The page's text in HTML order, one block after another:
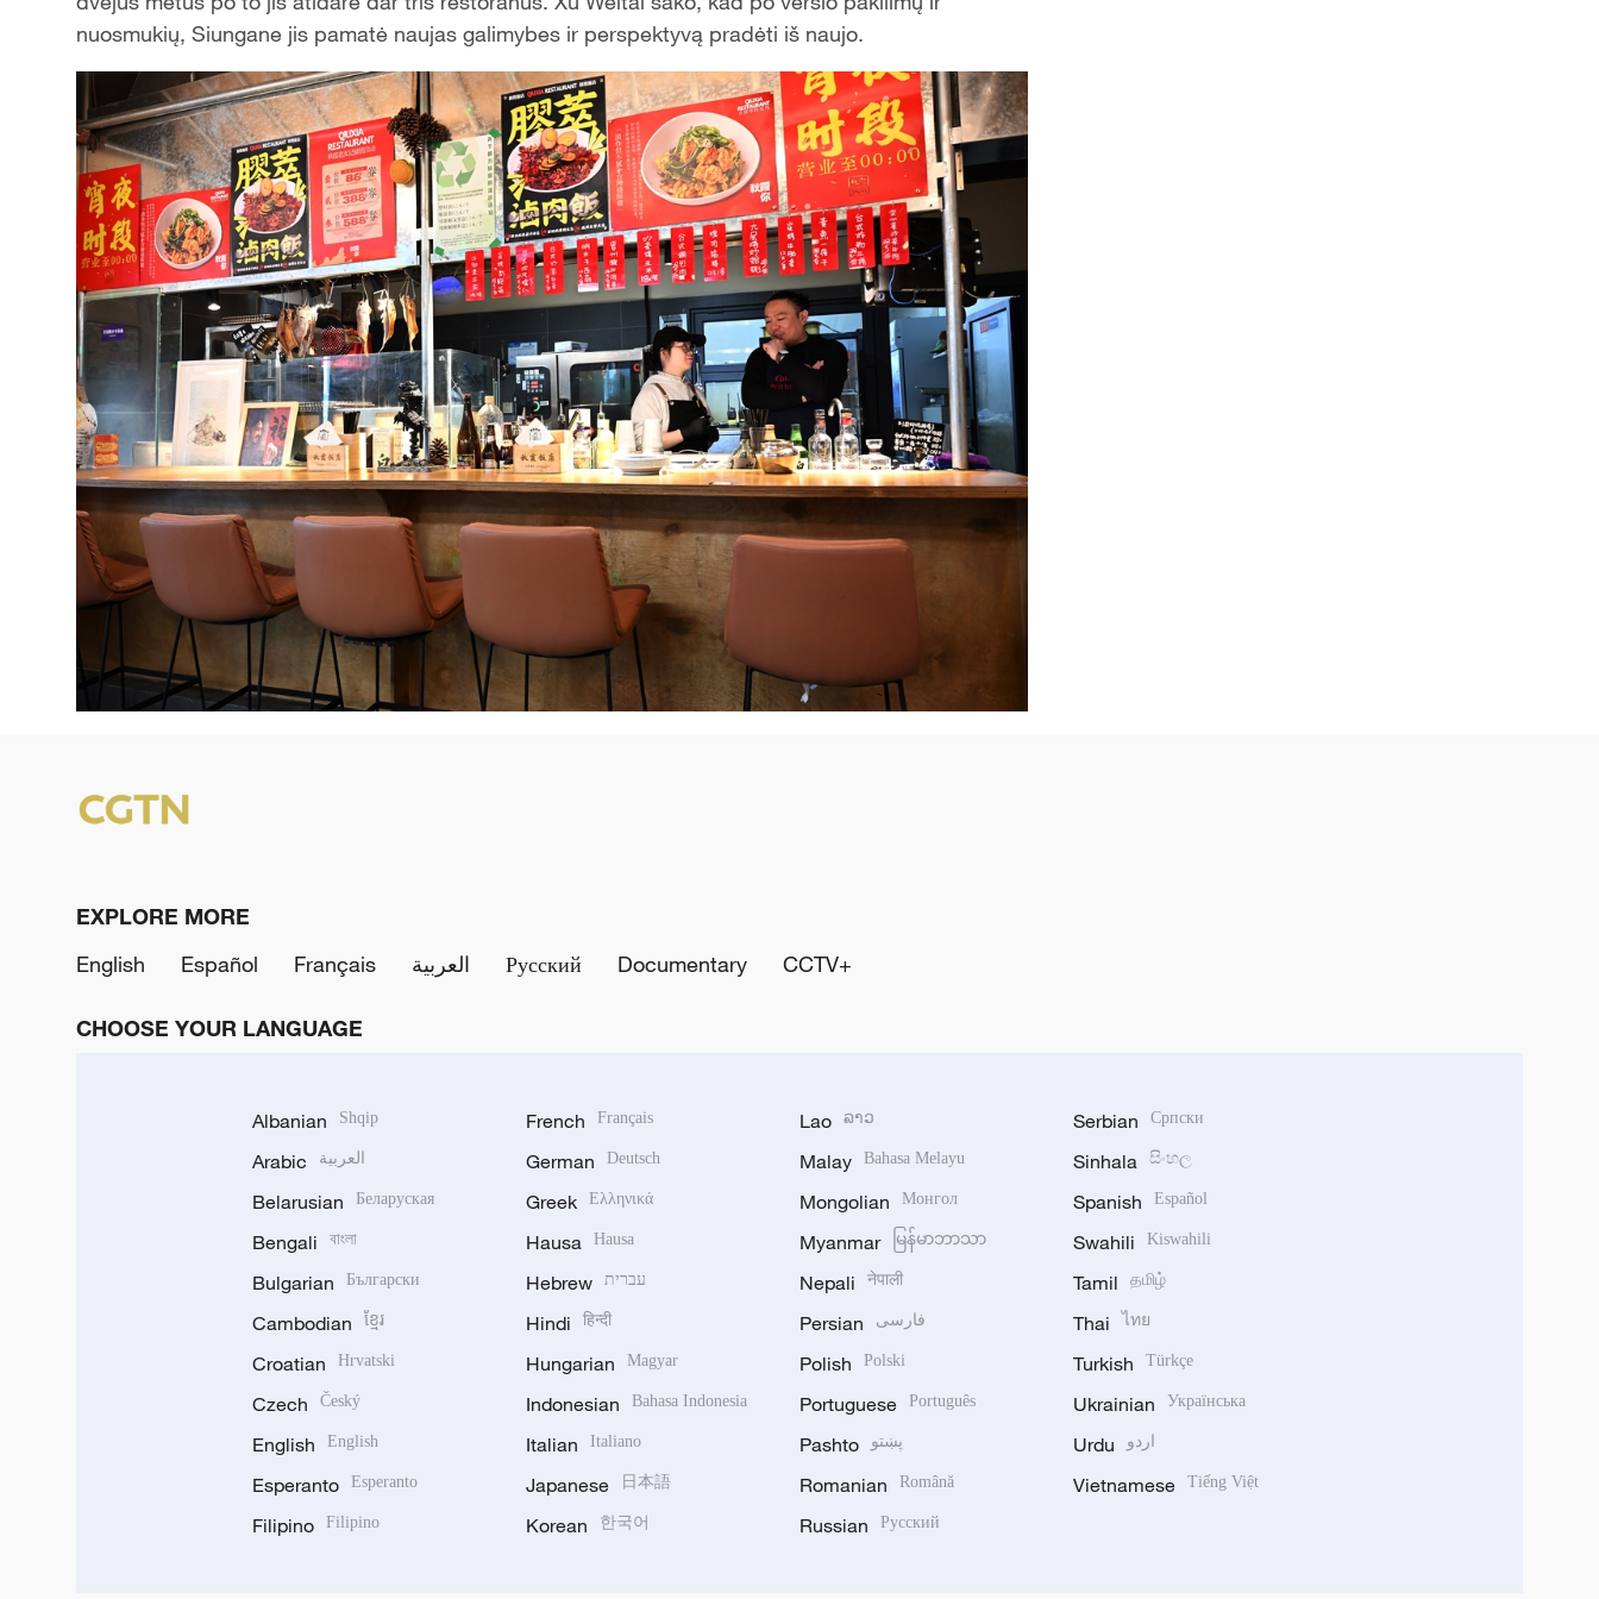
nuosmukių, Siungane jis pamatė naujas galimybes ir perspektyvą pradėti iš naujo.
EXPLORE MORE
English
Español Français العربية Русский Documentary CCTV+
CHOOSE YOUR LANGUAGE
Albanian Shqip
Arabic العربية
Belarusian Беларуская
Bengali বাংলা
Bulgarian Български
Cambodian ខ្មែរ
Croatian Hrvatski
Czech Český
English English
Esperanto Esperanto
Filipino Filipino
French Français
German Deutsch
Greek Ελληνικά
Hausa Hausa
Hebrew עברית
Hindi हिन्दी
Hungarian Magyar
Indonesian Bahasa Indonesia
Italian Italiano
Japanese 日本語
Korean 한국어
Lao ລາວ
Malay Bahasa Melayu
Mongolian Монгол
Myanmar မြန်မာဘာသာ
Nepali नेपाली
Persian فارسی
Polish Polski
Portuguese Português
Pashto پښتو
Romanian Română
Russian Русский
Serbian Српски
Sinhala සිංහල
Spanish Español
Swahili Kiswahili
Tamil தமிழ்
Thai ไทย
Turkish Türkçe
Ukrainian Українська
Urdu اردو
Vietnamese Tiếng Việt